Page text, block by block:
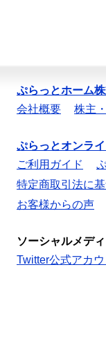
ぷらっとホーム
会社概要
株主
ぷらっとオンラ
ご利用ガイド
特定商取引法に
お客様からの声
ソーシャルメデ
Twitter公式アカウ